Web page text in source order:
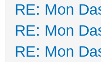
RE: Mon
RE: Mon
RE: Mon